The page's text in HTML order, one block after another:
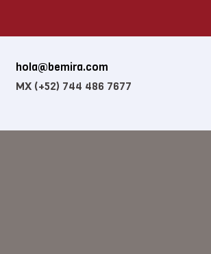
hola@bemira.com
MX (+52) 744 486 7677